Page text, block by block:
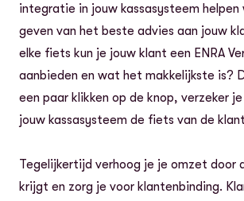
integratie in jouw kassasysteem
geven van het beste advies aan jouw
elke fiets kun je jouw klant een ENRA
aanbieden en wat het makkelijkste is?
een paar klikken op de knop, verzeker
jouw kassasysteem de fiets van de
Tegelijkertijd verhoog je je omzet door
krijgt en zorg je voor klantenbinding.